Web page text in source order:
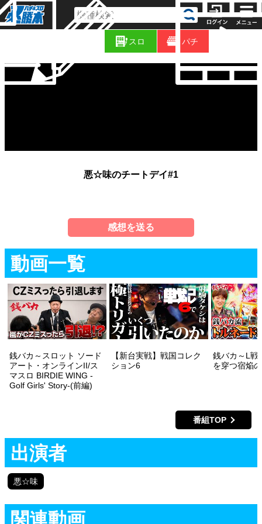
コ
ラ
ム
スロ パチ
悪☆味のチートデイ#1
感想を送る
動画一覧
銭バカ～スロット ソード
アート・オンラインII/ス
マスロ BIRDIE WING -
Golf Girls' Story-(前編)
【新台実戦】戦国コレク
ション6
銭バカ～L戦
を穿つ宿焔
番組TOP
出演者
悪☆味
関連動画